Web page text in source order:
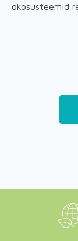
ökosüsteemid